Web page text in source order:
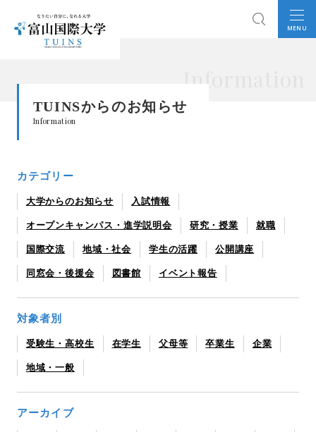
MENU
Information
TUINSからのお知らせ
Information
カテゴリー
大学からのお知らせ 入試情報
オープンキャンパス・進学説明会 研究・授業 就職
国際交流 地域・社会 学生の活躍 公開講座
同窓会・後援会 図書館 イベント報告
対象者別
受験生・高校生 在学生 父母等 卒業生 企業
地域・一般
アーカイブ